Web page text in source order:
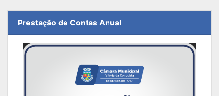
Prestação de Contas Anual